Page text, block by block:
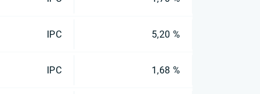
IPC 5,20 %
IPC 1,68 %